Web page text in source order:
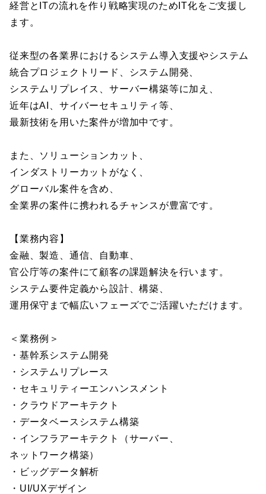
経営とITの流れを作り戦略実現のためIT化をご支援し
ます。
従来型の各業界におけるシステム導入支援やシステム
統合プロジェクトリード、システム開発、
システムリプレイス、サーバー構築等に加え、
近年はAI、サイバーセキュリティ等、
最新技術を用いた案件が増加中です。
また、ソリューションカット、
インダストリーカットがなく、
グローバル案件を含め、
全業界の案件に携われるチャンスが豊富です。
【業務内容】
金融、製造、通信、自動車、
官公庁等の案件にて顧客の課題解決を行います。
システム要件定義から設計、構築、
運用保守まで幅広いフェーズでご活躍いただけます。
＜業務例＞
・基幹系システム開発
・システムリプレース
・セキュリティーエンハンスメント
・クラウドアーキテクト
・データベースシステム構築
・インフラアーキテクト（サーバー、
ネットワーク構築）
・ビッグデータ解析
・UI/UXデザイン